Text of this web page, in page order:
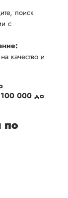
поиск
с
качество и
100 000 до
по